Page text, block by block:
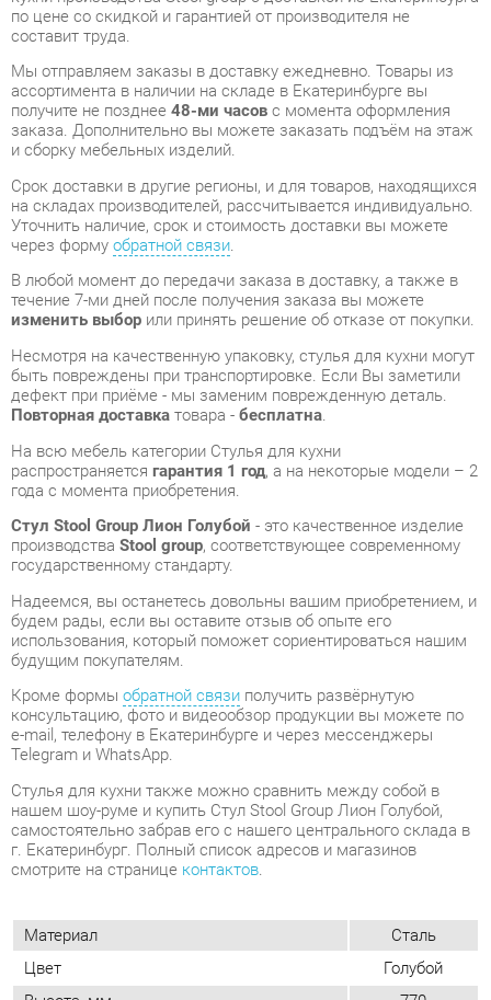
получите не позднее 48-ми часовс момента оформления
заказа. Дополнительно вы можете заказать подъём на этаж
и сборку мебельных изделий.
Срок доставки в другие регионы, и для товаров, находящихся
на складах производителей, рассчитывается индивидуально.
Уточнить наличие, срок и стоимость доставки вы можете
через формуобратной связи.
течение 7-ми дней после получения заказа вы можете
изменить выборили принять решение об отказе от покупки.
Несмотря на качественную упаковку, стулья для кухни могут
быть повреждены при транспортировке. Если Вы заметили
дефект при приёме - мы заменим поврежденную деталь.
Повторная доставкатовара -бесплатна.
На всю мебель категории Стулья для кухни
распространяетсягарантия 1 год, а на некоторые модели – 2
года с момента приобретения.
Стул Stool Group Лион Голубой- это качественное изделие
производстваStool group, соответствующее современному
государственному стандарту.
Надеемся, вы останетесь довольны вашим приобретением, и
будем рады, если вы оставите отзыв об опыте его
использования, который поможет сориентироваться нашим
будущим покупателям.
Кроме формыобратной связиполучить развёрнутую
e-mail, телефону в Екатеринбурге и через мессенджеры
Telegram и WhatsApp.
Стулья для кухни также можно сравнить между собой в
самостоятельно забрав его с нашего центрального склада в
г. Екатеринбург. Полный список адресов и магазинов
смотрите на страницеконтактов.
Материал Сталь
Цвет
Голубой
Высота, мм
Глубина, мм
530
Вес упаковок, кг
5.1
Объем упаковок, м3
0.16